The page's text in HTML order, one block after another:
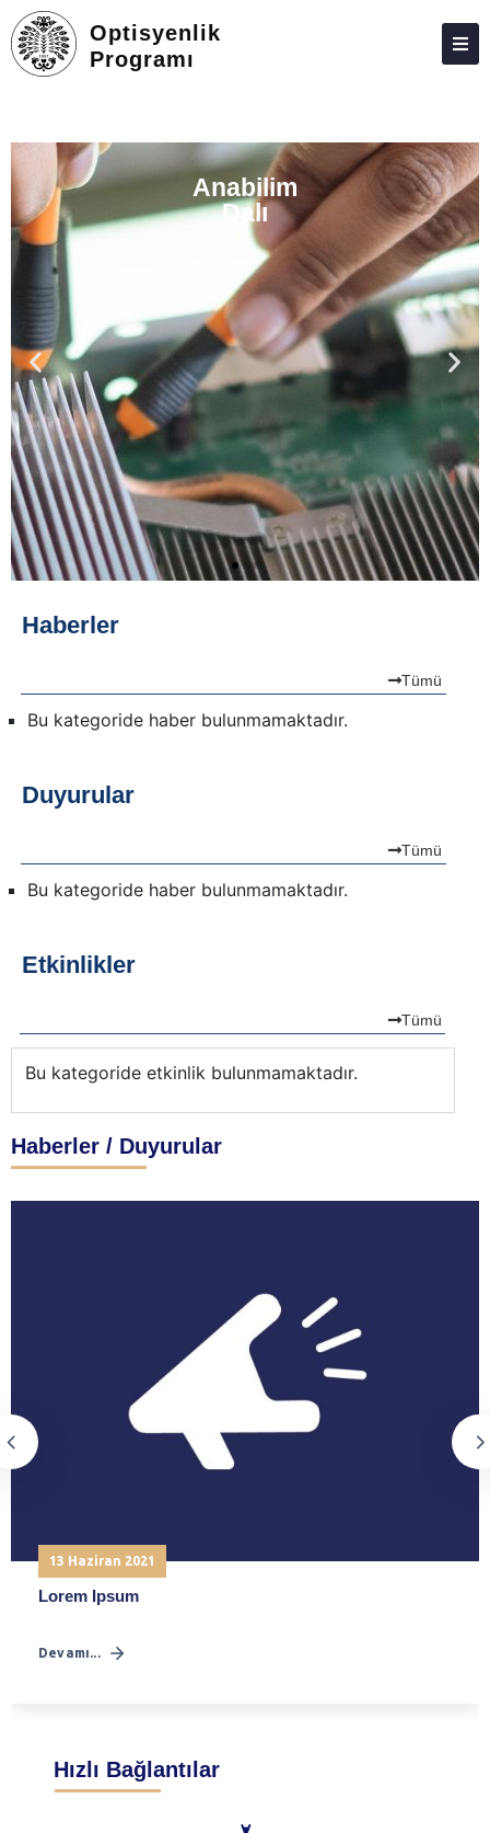
Optisyenlik
Programı
KIŞILER
LISANSÜSTÜ
ARAŞTIRMA
TOPLUMA KATKI
ADAY ÖĞRENCILER
İLETIŞIM
Anabilim
Dalı
Haberler
Tümü
Bu kategoride haber bulunmamaktadır.
Duyurular
Tümü
Bu kategoride haber bulunmamaktadır.
Etkinlikler
Tümü
Bu kategoride etkinlik bulunmamaktadır.
Haberler / Duyurular
13 Haziran 2021
Lorem Ipsum
Devamı...
Hızlı Bağlantılar